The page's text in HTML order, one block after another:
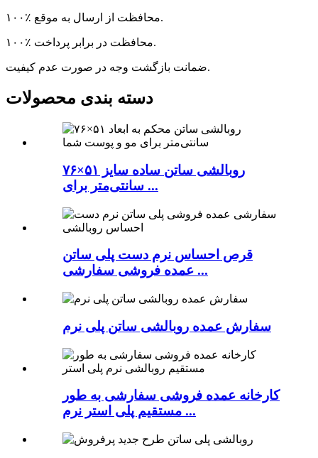
۱۰۰٪ محافظت از ارسال به موقع.
۱۰۰٪ محافظت در برابر پرداخت.
ضمانت بازگشت وجه در صورت عدم کیفیت.
دسته بندی محصولات
روبالشی ساتن ساده سایز ۵۱×۷۶
سانتی‌متر برای ...
قرص احساس نرم دست پلی ساتن
عمده فروشی سفارشی ...
سفارش عمده روبالشی ساتن پلی نرم
کارخانه عمده فروشی سفارشی به طور
مستقیم پلی استر نرم ...